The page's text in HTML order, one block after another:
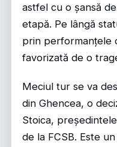
astfel cu o șansă
etapă. Pe lângă
prin performanțele
favorizată de o
Meciul tur se va
din Ghencea, o
Stoica,
de la FCSB. Este